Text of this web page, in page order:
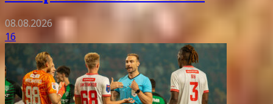
08.08.2026
16